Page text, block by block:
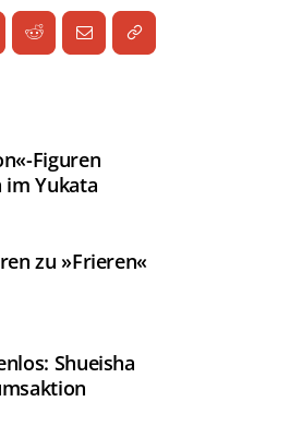
Figuren
im Yukata
zu »Frieren«
Shueisha